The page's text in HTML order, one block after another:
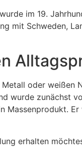
im 19.
mit Schweden,
oder weißen
wurde zunächst
Massenprodukt.
erhalten